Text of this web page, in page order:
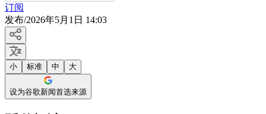
订阅
发布/2026年5月1日 14:03
小 标准 中 大
设为谷歌新闻首选来源